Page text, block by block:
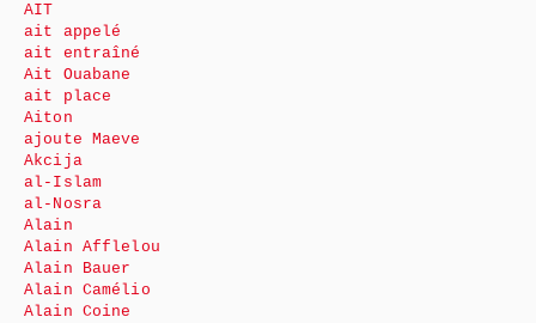
AIT
ait appelé
ait entraîné
Ait Ouabane
ait place
Aiton
ajoute Maeve
Akcija
al-Islam
al-Nosra
Alain
Alain Afflelou
Alain Bauer
Alain Camélio
Alain Coine